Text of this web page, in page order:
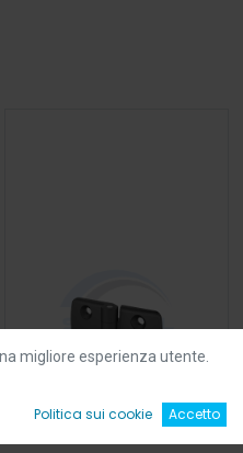
Default
migliore esperienza utente.
Politica sui cookie Accetto